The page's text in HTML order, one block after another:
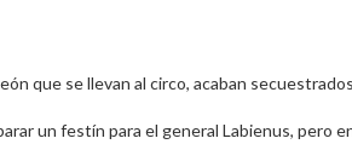
que se llevan al circo, acaban
un festín para el general Labienus, pero